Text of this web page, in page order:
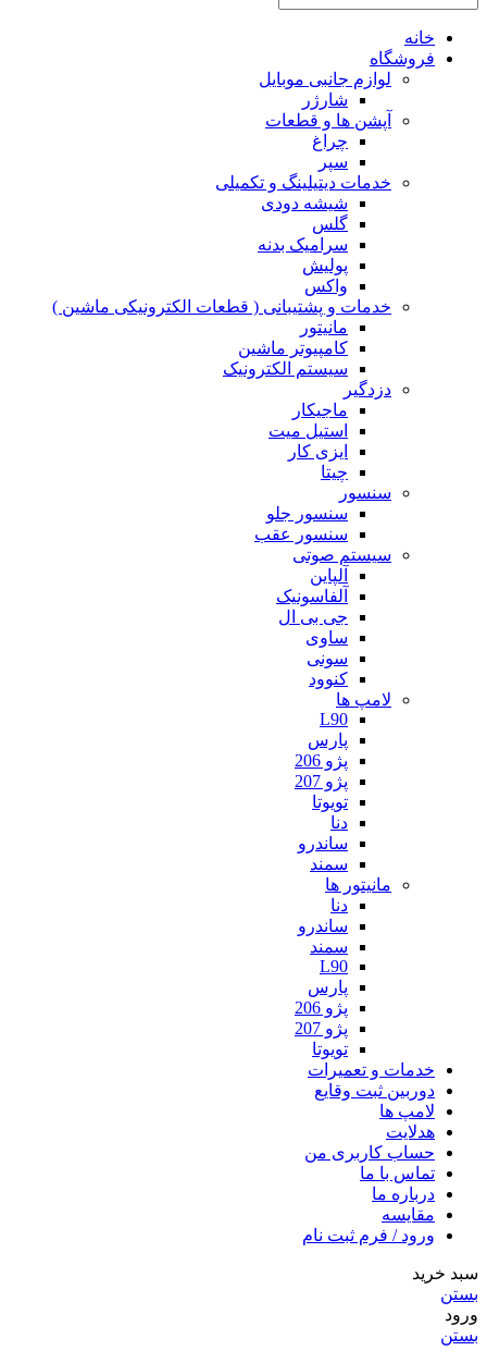
خانه
فروشگاه
لوازم جانبی موبایل
شارژر
آپشن ها و قطعات
چراغ
سپر
خدمات دیتیلینگ و تکمیلی
شیشه دودی
گلس
سرامیک بدنه
پولیش
واکس
خدمات و پشتیبانی ( قطعات الکترونیکی ماشین )
مانیتور
کامپیوتر ماشین
سیستم الکترونیک
دزدگیر
ماجیکار
استیل میت
ایزی کار
چیتا
سنسور
سنسور جلو
سنسور عقب
سیستم صوتی
آلپاین
آلفاسونیک
جی بی ال
ساوی
سونی
کنوود
لامپ ها
L90
پارس
پژو 206
پژو 207
تویوتا
دنا
ساندرو
سمند
مانیتور ها
دنا
ساندرو
سمند
L90
پارس
پژو 206
پژو 207
تویوتا
خدمات و تعمیرات
دوربین ثبت وقایع
لامپ ها
هدلایت
حساب کاربری من
تماس با ما
درباره ما
مقایسه
ورود / فرم ثبت نام
سبد خرید
بستن
ورود
بستن